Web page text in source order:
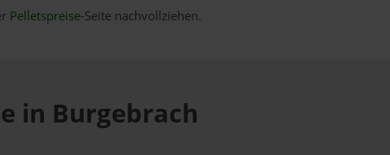
Pelletspreise-Seite nachvollziehen.
in Burgebrach